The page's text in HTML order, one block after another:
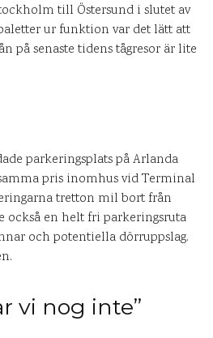
till Östersund i slutet av
ur funktion var det lätt att
på senaste tidens tågresor är lite
parkeringsplats på Arlanda
pris inomhus vid Terminal
tretton mil bort från
också en helt fri parkeringsruta
och potentiella dörruppslag.
vi nog inte”